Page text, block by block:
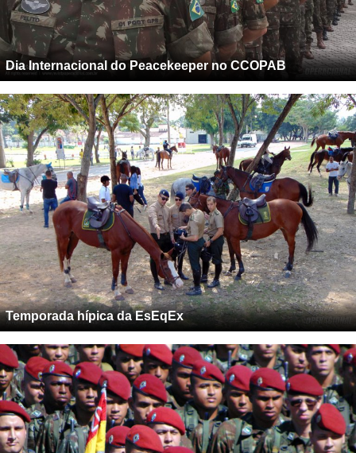
Dia Internacional do Peacekeeper no CCOPAB
Temporada hípica da EsEqEx